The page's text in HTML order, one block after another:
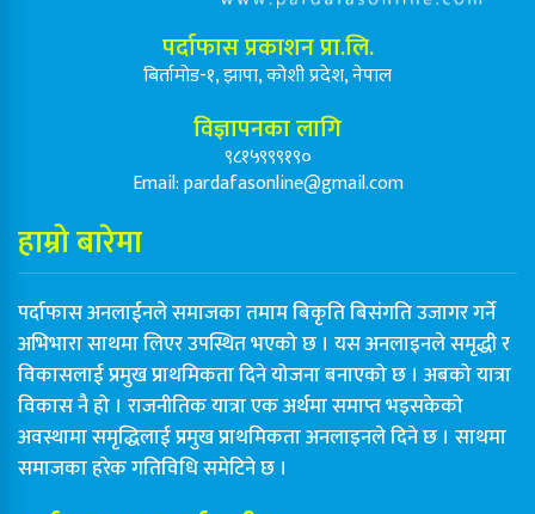
पर्दाफास प्रकाशन प्रा.लि.
बिर्तामोड-१, झापा, कोशी प्रदेश, नेपाल
विज्ञापनका लागि
९८१५९९९१९०
Email:pardafasonline@gmail.com
हाम्रो बारेमा
पर्दाफास अनलाईनले समाजका तमाम बिकृति बिसंगति उजागर गर्ने
अभिभारा साथमा लिएर उपस्थित भएको छ । यस अनलाइनले समृद्धी र
विकासलाई प्रमुख प्राथमिकता दिने योजना बनाएको छ । अबको यात्रा
विकास नै हो । राजनीतिक यात्रा एक अर्थमा समाप्त भइसकेको
अवस्थामा समृद्धिलाई प्रमुख प्राथमिकता अनलाइनले दिने छ । साथमा
समाजका हरेक गतिविधि समेटिने छ ।